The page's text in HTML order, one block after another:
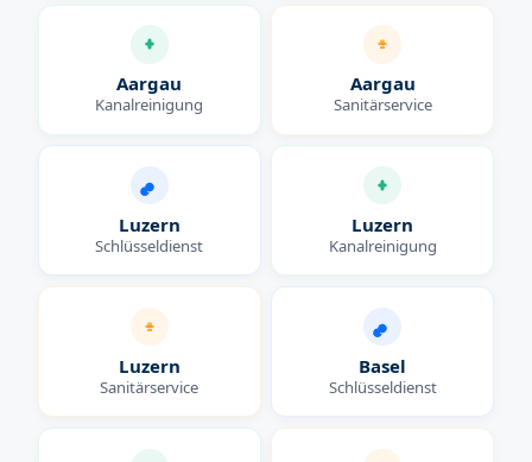
Aargau
Kanalreinigung
Aargau
Sanitärservice
Luzern
Schlüsseldienst
Luzern
Kanalreinigung
Luzern
Sanitärservice
Basel
Schlüsseldienst